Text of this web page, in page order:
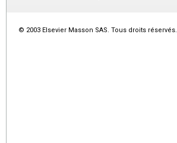
© 2003 Elsevier Masson SAS. Tous droits réservés.